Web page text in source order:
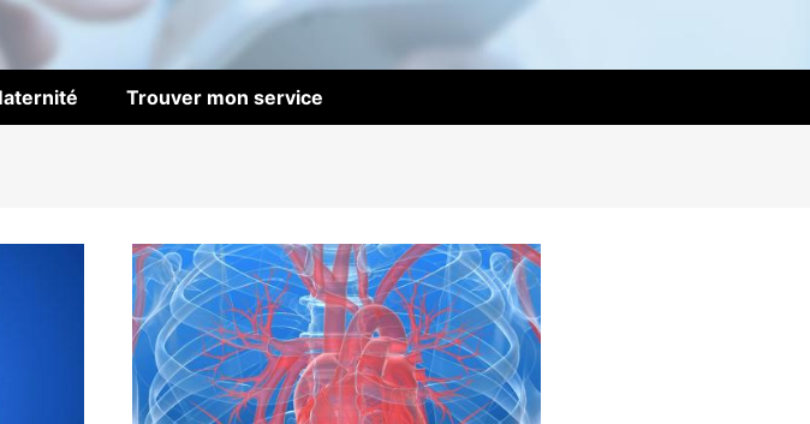
Trouver mon service